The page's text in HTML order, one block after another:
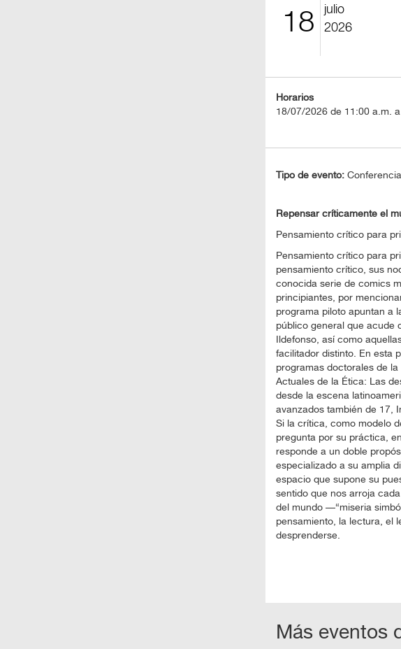
18
julio
2026
Horarios
18/07/2026 de 11:00 a.m.
Tipo de evento: Conferencia
Repensar críticamente el
Pensamiento crítico para
Pensamiento crítico para
pensamiento crítico, sus
conocida serie de comics
principiantes, por
programa piloto apuntan a
público general que acude
Ildefonso, así como
facilitador distinto. En esta
programas doctorales de
Actuales de la Ética: Las
desde la escena
avanzados también de 17,
Si la crítica, como modelo
pregunta por su práctica,
responde a un doble
especializado a su amplia
espacio que supone su
sentido que nos arroja
del mundo —“miseria
pensamiento, la lectura, el
desprenderse.
Más eventos